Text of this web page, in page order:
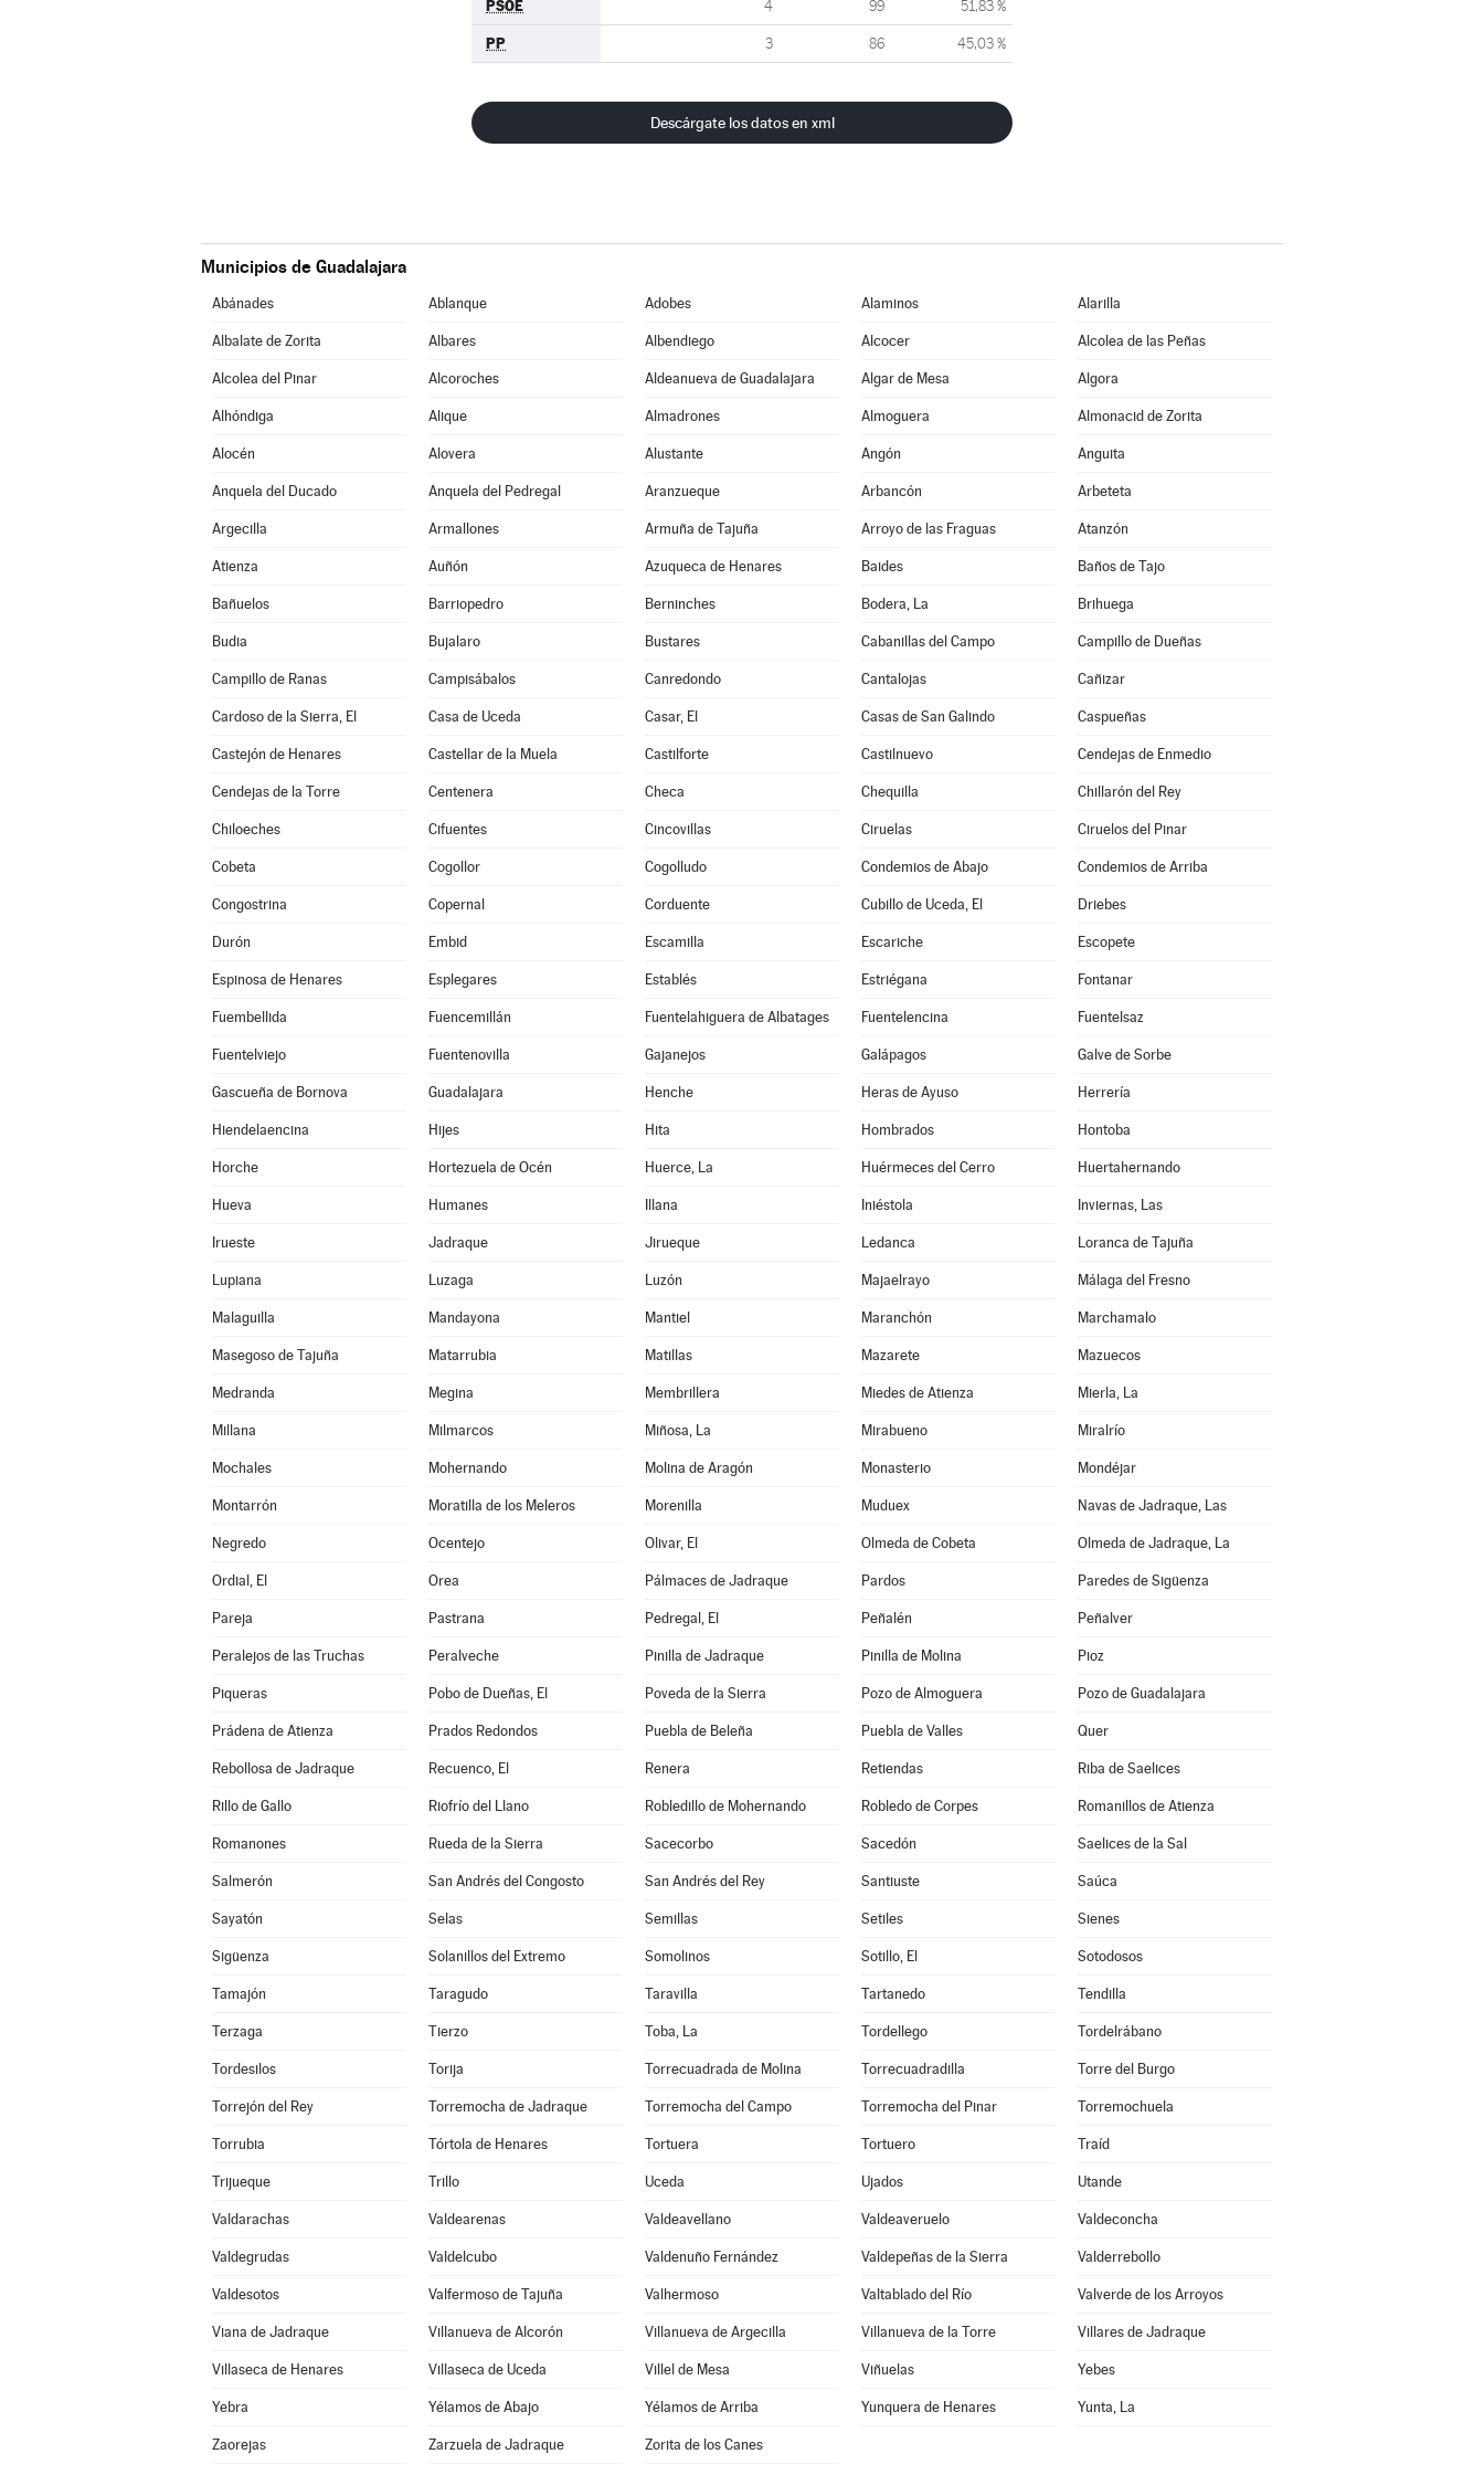
PSOE 4 99 51,83 %
PP 3 86 45,03 %
Descárgate los datos en xml
Municipios de Guadalajara
Abánades Ablanque Adobes Alaminos Alarilla
Albalate de Zorita Albares Albendiego Alcocer Alcolea de las Peñas
Alcolea del Pinar Alcoroches Aldeanueva de Guadalajara Algar de Mesa Algora
Alhóndiga Alique Almadrones Almoguera Almonacid de Zorita
Alocén Alovera Alustante Angón Anguita
Anquela del Ducado Anquela del Pedregal Aranzueque Arbancón Arbeteta
Argecilla Armallones Armuña de Tajuña Arroyo de las Fraguas Atanzón
Atienza Auñón Azuqueca de Henares Baides Baños de Tajo
Bañuelos Barriopedro Berninches Bodera, La Brihuega
Budia Bujalaro Bustares Cabanillas del Campo Campillo de Dueñas
Campillo de Ranas Campisábalos Canredondo Cantalojas Cañizar
Cardoso de la Sierra, El Casa de Uceda Casar, El Casas de San Galindo Caspueñas
Castejón de Henares Castellar de la Muela Castilforte Castilnuevo Cendejas de Enmedio
Cendejas de la Torre Centenera Checa Chequilla Chillarón del Rey
Chiloeches Cifuentes Cincovillas Ciruelas Ciruelos del Pinar
Cobeta Cogollor Cogolludo Condemios de Abajo Condemios de Arriba
Congostrina Copernal Corduente Cubillo de Uceda, El Driebes
Durón Embid Escamilla Escariche Escopete
Espinosa de Henares Esplegares Establés Estriégana Fontanar
Fuembellida Fuencemillán Fuentelahiguera de Albatages Fuentelencina Fuentelsaz
Fuentelviejo Fuentenovilla Gajanejos Galápagos Galve de Sorbe
Gascueña de Bornova Guadalajara Henche Heras de Ayuso Herrería
Hiendelaencina Hijes Hita Hombrados Hontoba
Horche Hortezuela de Océn Huerce, La Huérmeces del Cerro Huertahernando
Hueva Humanes Illana Iniéstola Inviernas, Las
Irueste Jadraque Jirueque Ledanca Loranca de Tajuña
Lupiana Luzaga Luzón Majaelrayo Málaga del Fresno
Malaguilla Mandayona Mantiel Maranchón Marchamalo
Masegoso de Tajuña Matarrubia Matillas Mazarete Mazuecos
Medranda Megina Membrillera Miedes de Atienza Mierla, La
Millana Milmarcos Miñosa, La Mirabueno Miralrío
Mochales Mohernando Molina de Aragón Monasterio Mondéjar
Montarrón Moratilla de los Meleros Morenilla Muduex Navas de Jadraque, Las
Negredo Ocentejo Olivar, El Olmeda de Cobeta Olmeda de Jadraque, La
Ordial, El Orea Pálmaces de Jadraque Pardos Paredes de Sigüenza
Pareja Pastrana Pedregal, El Peñalén Peñalver
Peralejos de las Truchas Peralveche Pinilla de Jadraque Pinilla de Molina Pioz
Piqueras Pobo de Dueñas, El Poveda de la Sierra Pozo de Almoguera Pozo de Guadalajara
Prádena de Atienza Prados Redondos Puebla de Beleña Puebla de Valles Quer
Rebollosa de Jadraque Recuenco, El Renera Retiendas Riba de Saelices
Rillo de Gallo Riofrío del Llano Robledillo de Mohernando Robledo de Corpes Romanillos de Atienza
Romanones Rueda de la Sierra Sacecorbo Sacedón Saelices de la Sal
Salmerón San Andrés del Congosto San Andrés del Rey Santiuste Saúca
Sayatón Selas Semillas Setiles Sienes
Sigüenza Solanillos del Extremo Somolinos Sotillo, El Sotodosos
Tamajón Taragudo Taravilla Tartanedo Tendilla
Terzaga Tierzo Toba, La Tordellego Tordelrábano
Tordesilos Torija Torrecuadrada de Molina Torrecuadradilla Torre del Burgo
Torrejón del Rey Torremocha de Jadraque Torremocha del Campo Torremocha del Pinar Torremochuela
Torrubia Tórtola de Henares Tortuera Tortuero Traíd
Trijueque Trillo Uceda Ujados Utande
Valdarachas Valdearenas Valdeavellano Valdeaveruelo Valdeconcha
Valdegrudas Valdelcubo Valdenuño Fernández Valdepeñas de la Sierra Valderrebollo
Valdesotos Valfermoso de Tajuña Valhermoso Valtablado del Río Valverde de los Arroyos
Viana de Jadraque Villanueva de Alcorón Villanueva de Argecilla Villanueva de la Torre Villares de Jadraque
Villaseca de Henares Villaseca de Uceda Villel de Mesa Viñuelas Yebes
Yebra Yélamos de Abajo Yélamos de Arriba Yunquera de Henares Yunta, La
Zaorejas Zarzuela de Jadraque Zorita de los Canes